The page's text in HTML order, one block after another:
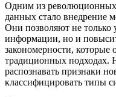
Одним из революционных
данных стало внедрение
Они позволяют не только
информации, но и
закономерности, которые
традиционных подходах.
распознавать признаки
классифицировать типы